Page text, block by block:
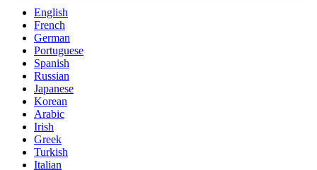
English
French
German
Portuguese
Spanish
Russian
Japanese
Korean
Arabic
Irish
Greek
Turkish
Italian